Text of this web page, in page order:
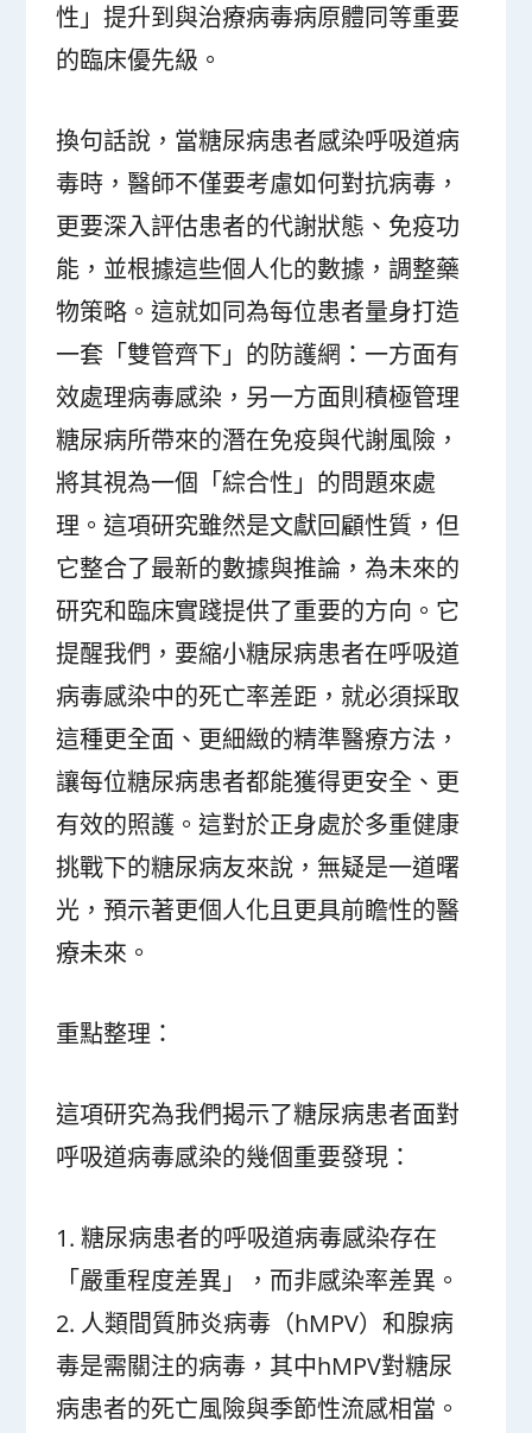
性」提升到與治療病毒病原體同等重要
的臨床優先級。
換句話說，當糖尿病患者感染呼吸道病
毒時，醫師不僅要考慮如何對抗病毒，
更要深入評估患者的代謝狀態、免疫功
能，並根據這些個人化的數據，調整藥
物策略。這就如同為每位患者量身打造
一套「雙管齊下」的防護網：一方面有
效處理病毒感染，另一方面則積極管理
糖尿病所帶來的潛在免疫與代謝風險，
將其視為一個「綜合性」的問題來處
理。這項研究雖然是文獻回顧性質，但
它整合了最新的數據與推論，為未來的
研究和臨床實踐提供了重要的方向。它
提醒我們，要縮小糖尿病患者在呼吸道
病毒感染中的死亡率差距，就必須採取
這種更全面、更細緻的精準醫療方法，
讓每位糖尿病患者都能獲得更安全、更
有效的照護。這對於正身處於多重健康
挑戰下的糖尿病友來說，無疑是一道曙
光，預示著更個人化且更具前瞻性的醫
療未來。
重點整理：
這項研究為我們揭示了糖尿病患者面對
呼吸道病毒感染的幾個重要發現：
1. 糖尿病患者的呼吸道病毒感染存在
「嚴重程度差異」，而非感染率差異。
2. 人類間質肺炎病毒（hMPV）和腺病
毒是需關注的病毒，其中hMPV對糖尿
病患者的死亡風險與季節性流感相當。